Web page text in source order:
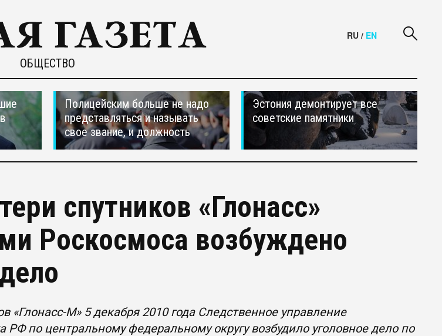
ОБЩЕСТВО
RU / EN
Полицейским больше не надо
представляться и называть
свое звание, и должность
Эстония демонтирует все
советские памятники
спутников «Глонасс»
Роскосмоса возбуждено
«Глонасс-М» 5 декабря 2010 года Следственное управление
РФ по центральному федеральному округу возбудило уголовное дело по